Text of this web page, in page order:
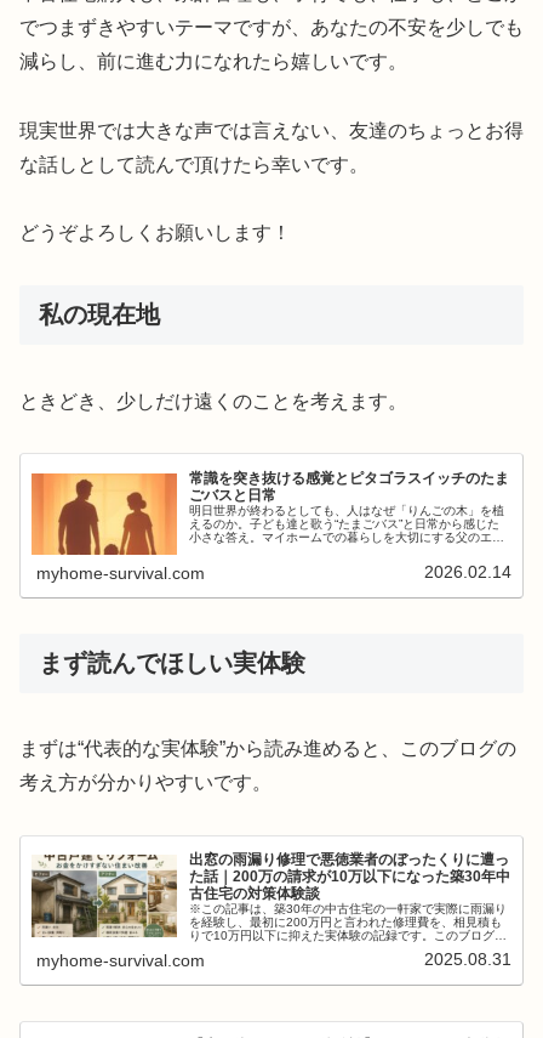
でつまずきやすいテーマですが、あなたの不安を少しでも
減らし、前に進む力になれたら嬉しいです。
現実世界では大きな声では言えない、友達のちょっとお得
な話しとして読んで頂けたら幸いです。
どうぞよろしくお願いします！
私の現在地
ときどき、少しだけ遠くのことを考えます。
常識を突き抜ける感覚とピタゴラスイッチのたま
ごバスと日常
明日世界が終わるとしても、人はなぜ「りんごの木」を植
えるのか。子ども達と歌う“たまごバス”と日常から感じた
小さな答え。マイホームでの暮らしを大切にする父のエッ
myhome-survival.com 2026.02.14
まず読んでほしい実体験
まずは“代表的な実体験”から読み進めると、このブログの
考え方が分かりやすいです。
出窓の雨漏り修理で悪徳業者のぼったくりに遭っ
た話｜200万の請求が10万以下になった築30年中
古住宅の対策体験談
※この記事は、築30年の中古住宅の一軒家で実際に雨漏り
を経験し、最初に200万円と言われた修理費を、相見積も
りで10万円以下に抑えた実体験の記録です。このブログで
を惜しまないだけで、防げる...
myhome-survival.com 2025.08.31